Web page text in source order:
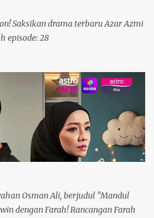
Saksikan drama terbaru Azar Azmi
episode: 28
Osman Ali, berjudul "Mandul
dengan Farah! Rancangan Farah